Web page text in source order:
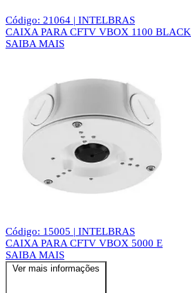
Código: 21064 | INTELBRAS
CAIXA PARA CFTV VBOX 1100 BLACK
SAIBA MAIS
Código: 15005 | INTELBRAS
CAIXA PARA CFTV VBOX 5000 E
SAIBA MAIS
Ver mais informações